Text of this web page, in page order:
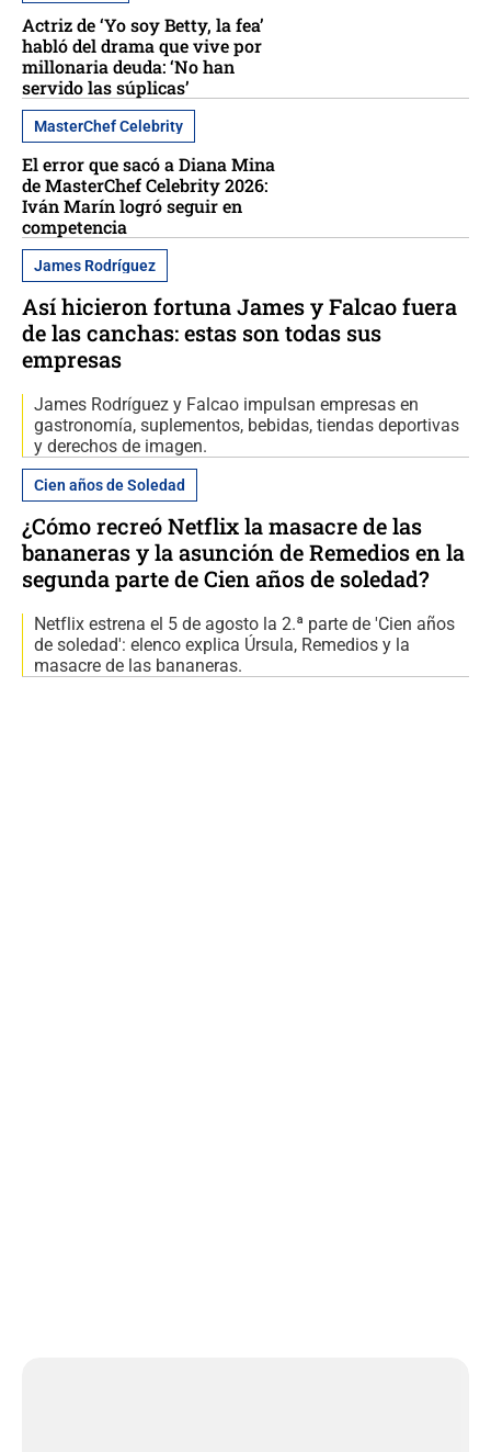
Actriz de ‘Yo soy Betty, la fea’
habló del drama que vive por
millonaria deuda: ‘No han
servido las súplicas’
MasterChef Celebrity
El error que sacó a Diana Mina
de MasterChef Celebrity 2026:
Iván Marín logró seguir en
competencia
James Rodríguez
Así hicieron fortuna James y Falcao fuera
de las canchas: estas son todas sus
empresas
James Rodríguez y Falcao impulsan empresas en
gastronomía, suplementos, bebidas, tiendas deportivas
y derechos de imagen.
Cien años de Soledad
¿Cómo recreó Netflix la masacre de las
bananeras y la asunción de Remedios en la
segunda parte de Cien años de soledad?
Netflix estrena el 5 de agosto la 2.ª parte de 'Cien años
de soledad': elenco explica Úrsula, Remedios y la
masacre de las bananeras.